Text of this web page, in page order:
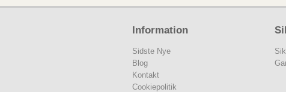
Information
Sidste Nye
Blog
Kontakt
Cookiepolitik